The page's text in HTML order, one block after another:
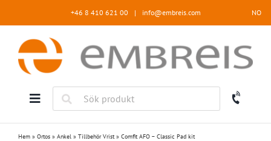
+46 8 410 621 00 | info@embreis.com NO
Hem » Ortos » Ankel » Tillbehör Vrist» Comfit AFO – Classic Pad kit